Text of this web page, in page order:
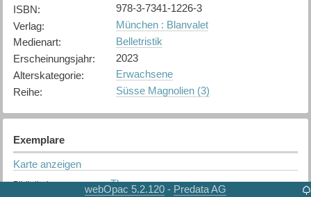
ISBN:
978-3-7341-1226-3
Verlag:
München : Blanvalet
Medienart:
Belletristik
Erscheinungsjahr:
2023
Alterskategorie:
Erwachsene
Reihe: Süsse Magnolien (3)
Exemplare
Karte anzeigen
Bibliothek: Thun
webOpac 5.2.120 - Predata AG